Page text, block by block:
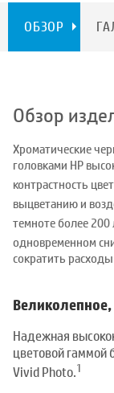
ОБЗОР
Обзор
Хроматические
головками HP
контрастность
выцветанию и
темноте более 200
одновременном
сократить
Надежная
цветовой гаммой
Vivid Photo.1